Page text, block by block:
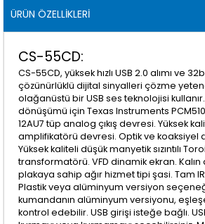
ÜRÜN ÖZELLIKLERI
CS-55CD:
CS-55CD, yüksek hızlı USB 2.0 alımı ve
çözünürlüklü dijital sinyalleri çözme
olağanüstü bir USB ses teknolojisi
dönüşümü için Texas Instruments
12AU7 tüp analog çıkış devresi. Yüksek
amplifikatörü devresi. Optik ve koaksiyel
Yüksek kaliteli düşük manyetik sızıntılı
transformatörü. VFD dinamik ekran.
plakaya sahip ağır hizmet tipi şasi. Tam
Plastik veya alüminyum versiyon
kumandanın alüminyum versiyonu,
kontrol edebilir. USB girişi isteğe bağlı.